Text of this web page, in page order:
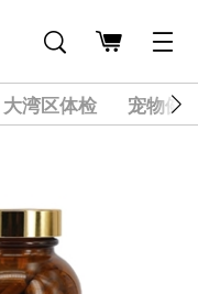
大湾区体检 宠物健